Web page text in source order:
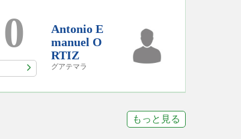
0
Antonio E
manuel O
RTIZ
グアテマラ
もっと見る